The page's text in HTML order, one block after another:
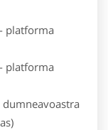
platforma
platforma